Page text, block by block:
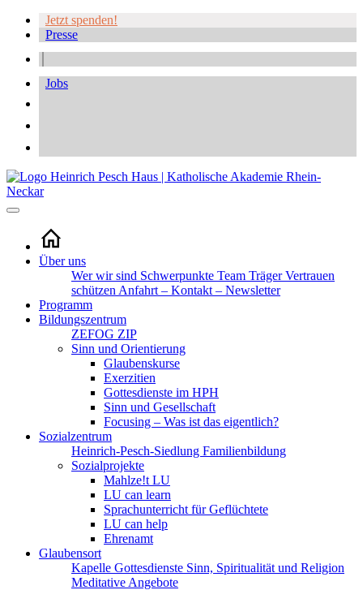
Jetzt spenden!
Presse
Jobs
Über uns
Wer wir sind Schwerpunkte Team TrägerVertrauen
schützen Anfahrt – Kontakt – Newsletter
Programm
Bildungszentrum
ZEFOG ZIP
Sinn und Orientierung
Glaubenskurse
Exerzitien
Gottesdienste im HPH
Sinn und Gesellschaft
Focusing – Was ist das eigentlich?
Sozialzentrum
Heinrich-Pesch-Siedlung Familienbildung
Sozialprojekte
Mahlze!t LU
LU can learn
Sprachunterricht für Geflüchtete
LU can help
Ehrenamt
Glaubensort
Kapelle Gottesdienste Sinn, Spiritualität und Religion
Meditative Angebote